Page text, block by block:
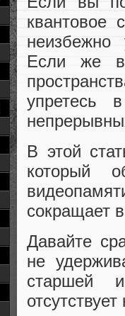
квантовое
Если же
упретесь
В этой
который
сокращает
Давайте
не
старшей